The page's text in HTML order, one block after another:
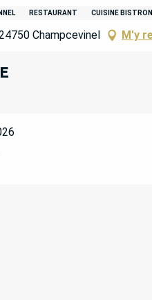
RESTAURANT CUISINE
Champcevinel M'y